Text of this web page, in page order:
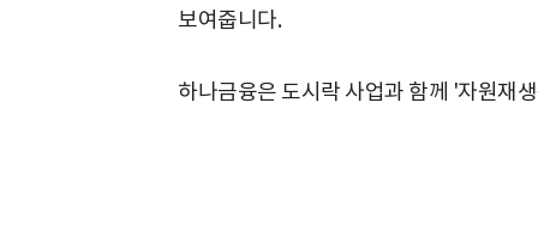
보여줍니다.
하나금융은 도시락 사업과 함께 '자원재